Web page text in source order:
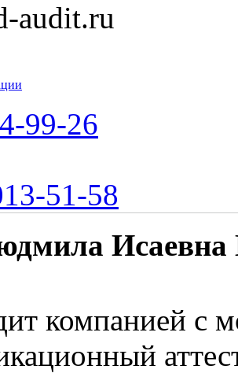
audit.ru
99-26
51-58
Исаевна
компанией с